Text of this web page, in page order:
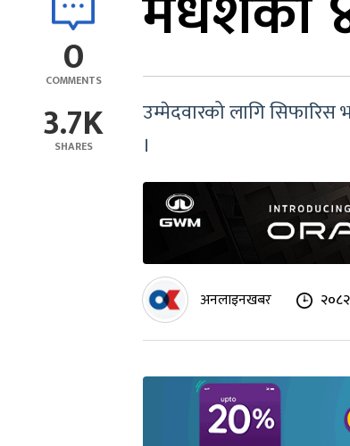
0
COMMENTS
3.7K
SHARES
उम्मेदवारको लागि सिफारिस
।
अनलाइनखबर